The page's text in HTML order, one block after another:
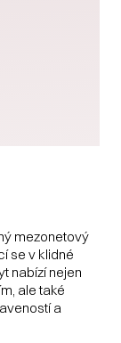
mezonetový
se v klidné
nabízí nejen
ale také
a